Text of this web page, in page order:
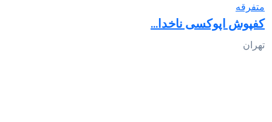
متفرقه
کفپوش اپوکسی ناخدا...
تهران